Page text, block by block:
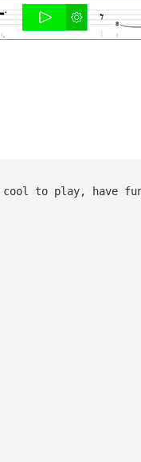
cool to play, have